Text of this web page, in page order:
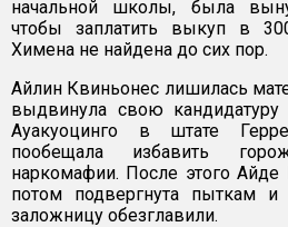
начальной школы, была
чтобы заплатить выкуп в
Химена не найдена до сих пор.
Айлин Квиньонес лишилась
выдвинула свою
Ауакуоцинго в штате
пообещала избавить
наркомафии. После этого
потом подвергнута пыткам и
заложницу обезглавили.